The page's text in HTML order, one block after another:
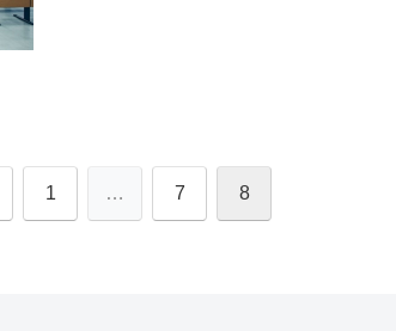
1 … 7 8